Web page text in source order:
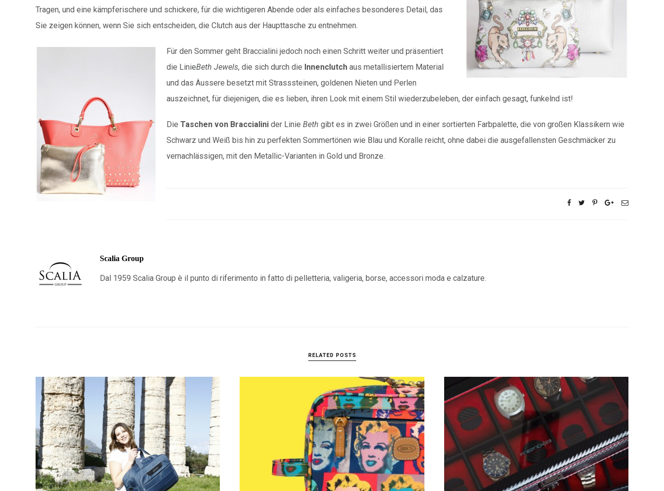
Tragen, und eine kämpferischere und schickere, für die wichtigeren Abende oder als einfaches besonderes Detail, das
Sie zeigen können, wenn Sie sich entscheiden, die Clutch aus der Haupttasche zu entnehmen.
Für den Sommer geht Braccialini jedoch noch einen Schritt weiter und präsentiert
die LinieBeth Jewels, die sich durch die Innenclutch aus metallisiertem Material
und das Äussere besetzt mit Strasssteinen, goldenen Nieten und Perlen
auszeichnet, für diejenigen, die es lieben, ihren Look mit einem Stil wiederzubeleben, der einfach gesagt, funkelnd ist!
Die Taschen von Braccialini der Linie Beth gibt es in zwei Größen und in einer sortierten Farbpalette, die von großen Klassikern wie
Schwarz und Weiß bis hin zu perfekten Sommertönen wie Blau und Koralle reicht, ohne dabei die ausgefallensten Geschmäcker zu
vernachlässigen, mit den Metallic-Varianten in Gold und Bronze.
Scalia Group
Dal 1959 Scalia Group è il punto di riferimento in fatto di pelletteria, valigeria, borse, accessori moda e calzature.
RELATED POSTS